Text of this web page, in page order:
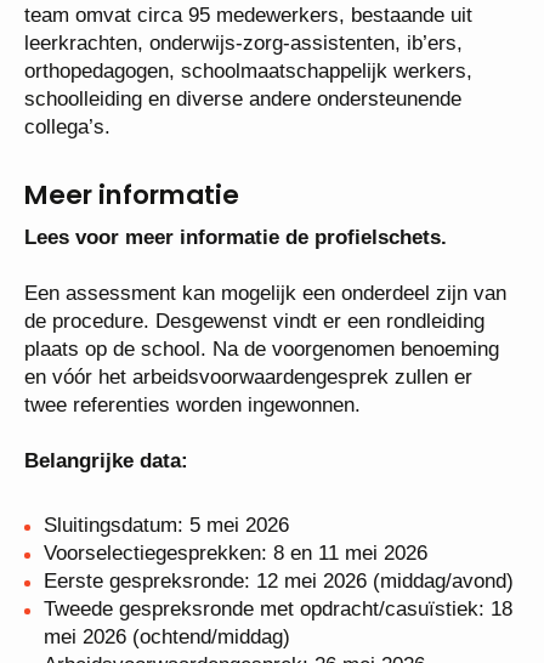
200 leerlingen, verdeeld over 18 SO- en 2 VSO-
klassen. De school bedient alle zeven leerroutes.
Het multidisciplinaire team omvat circa 95
medewerkers, bestaande uit leerkrachten,
onderwijs-zorg-assistenten, ib’ers, orthopedagogen,
diverse andere ondersteunende collega’s.
Meer informatie
Lees voor meer informatie de profielschets.
Een assessment kan mogelijk een onderdeel zijn
van de procedure. Desgewenst vindt er een
rondleiding plaats op de school. Na de voorgenomen
zullen er twee referenties worden ingewonnen.
Belangrijke data:
Sluitingsdatum: 5 mei 2026
Voorselectiegesprekken: 8 en 11 mei 2026
Eerste gespreksronde: 12 mei 2026